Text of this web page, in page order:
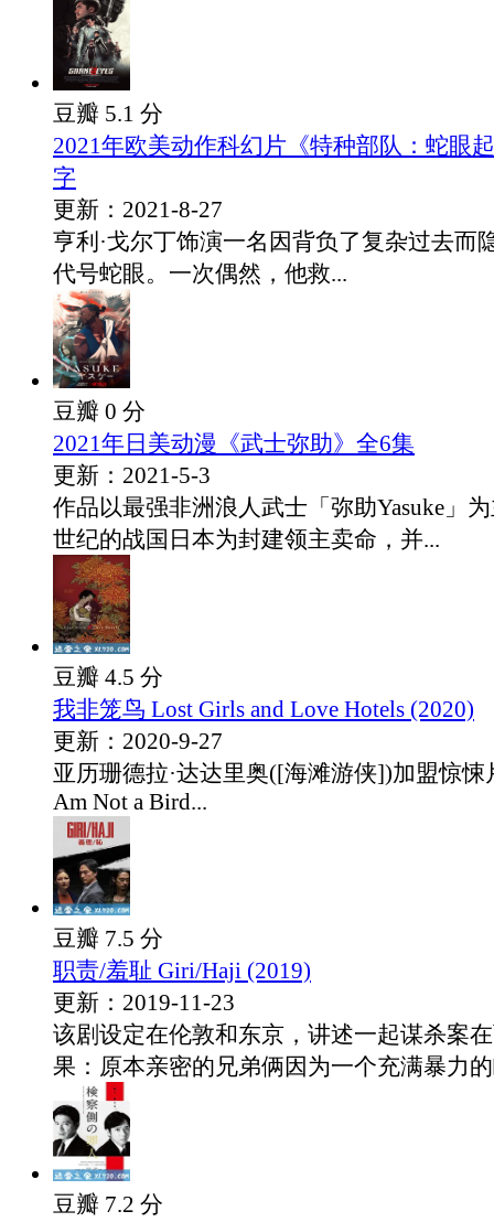
豆瓣 5.1 分
2021年欧美动作科幻片《特种部队：蛇眼
字
更新：2021-8-27
亨利·戈尔丁饰演一名因背负了复杂过去而
代号蛇眼。一次偶然，他救...
豆瓣 0 分
2021年日美动漫《武士弥助》全6集
更新：2021-5-3
作品以最强非洲浪人武士「弥助Yasuke」
世纪的战国日本为封建领主卖命，并...
豆瓣 4.5 分
我非笼鸟 Lost Girls and Love Hotels (2020)
更新：2020-9-27
亚历珊德拉·达达里奥([海滩游侠])加盟惊
Am Not a Bird...
豆瓣 7.5 分
职责/羞耻 Giri/Haji (2019)
更新：2019-11-23
该剧设定在伦敦和东京，讲述一起谋杀案
果：原本亲密的兄弟俩因为一个充满暴力
豆瓣 7.2 分